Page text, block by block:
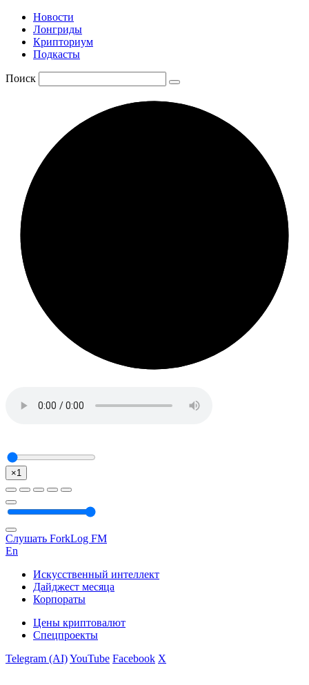
Новости
Лонгриды
Крипториум
Подкасты
Поиск
×1
Слушать ForkLog FM
En
Искусственный интеллект
Дайджест месяца
Корпораты
Цены криптовалют
Спецпроекты
Telegram (AI)YouTube Facebook X